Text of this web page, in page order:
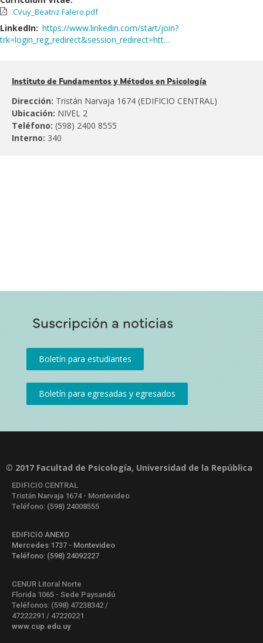
CVuy_Beatriz Falero.pdf
LinkedIn: https://www.linkedin.com/start/join?
trk=login_reg_redirect&session_redirect=htt…
al:
Instituto de Fundamentos y Métodos en Psicología
Dirección: Tristán Narvaja 1674 (EDIFICIO CENTRAL)
Ubicación: NIVEL 2
Teléfono: (598) 2400 8555
Interno: 340
Suscripción a noticias
© 2017 Facultad de Psicología, Universidad de la República
EDIFICIO CENTRAL
Tristán Narvaja 1674 - Montevideo
Teléfono: (598) 24008555
EDIFICIO ANEXO
Mercedes 1737 - Montevideo
Teléfono: (598) 24092227
CENUR Litoral Norte
Florida 1065 - Sede Paysandú
Teléfonos: (598) 47238342 /
47222291 / 47220221
www.cup.edu.uy